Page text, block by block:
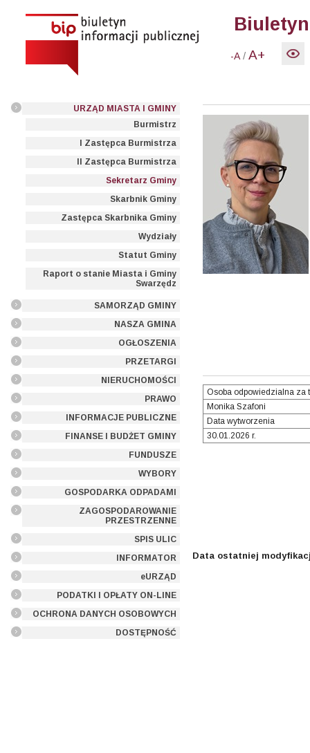
-A /A+
URZĄD MIASTA I GMINY
Burmistrz
I Zastępca Burmistrza
II Zastępca Burmistrza
Sekretarz Gminy
Skarbnik Gminy
Zastępca Skarbnika Gminy
Wydziały
Statut Gminy
Raport o stanie Miasta i Gminy
Swarzędz
SAMORZĄD GMINY
NASZA GMINA
OGŁOSZENIA
PRZETARGI
NIERUCHOMOŚCI
PRAWO
INFORMACJE PUBLICZNE
FINANSE I BUDŻET GMINY
FUNDUSZE
WYBORY
GOSPODARKA ODPADAMI
ZAGOSPODAROWANIE
PRZESTRZENNE
SPIS ULIC
INFORMATOR
eURZĄD
PODATKI I OPŁATY ON-LINE
OCHRONA DANYCH OSOBOWYCH
DOSTĘPNOŚĆ
Osoba odpowiedzialna za
Monika Szafoni
Data wytworzenia
30.01.2026 r.
Data ostatniej